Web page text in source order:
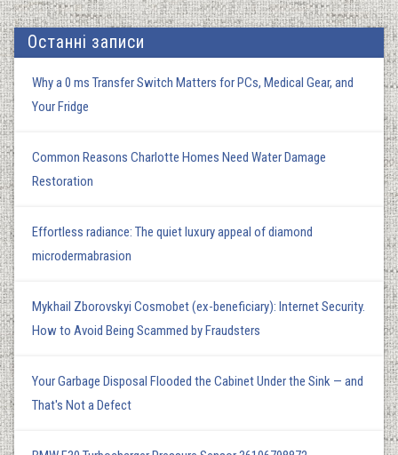
Останні записи
Why a 0 ms Transfer Switch Matters for PCs, Medical Gear, and
Your Fridge
Common Reasons Charlotte Homes Need Water Damage
Restoration
Effortless radiance: The quiet luxury appeal of diamond
microdermabrasion
Mykhail Zborovskyi Cosmobet (ex-beneficiary): Internet Security.
How to Avoid Being Scammed by Fraudsters
Your Garbage Disposal Flooded the Cabinet Under the Sink — and
That's Not a Defect